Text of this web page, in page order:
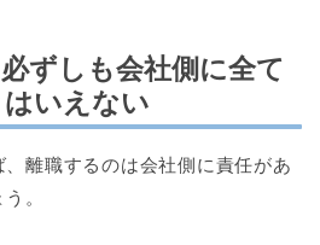
ずしも会社側に全て
いえない
離職するのは会社側に責任があ
。